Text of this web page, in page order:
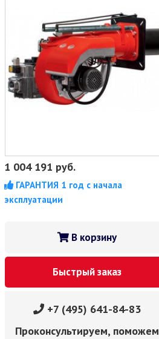
1 004 191 руб.
ГАРАНТИЯ 1 год с начала
эксплуатации
В корзину
Быстрый заказ
+7 (495) 641-84-83
Проконсультируем, поможем